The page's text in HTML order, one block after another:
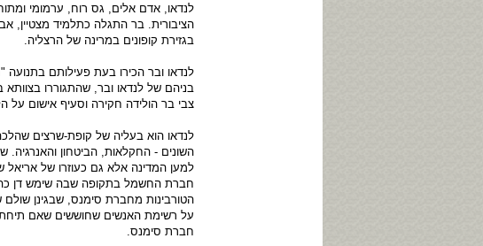
לנדאו, אדם אלים, גס רוח, ערמומי
הציבורית. בר התגלה כתלמיד מצטיין,
בגזירת קופונים במרינה של הרצליה.
לנדאו ובר הכירו בעת פעילותם
בניהם של לנדאו ובר, שהתגוררו
צבי בר הולידה חקירה וסעיף אישום על
לנדאו הוא בעליה של קופת-שרצים
השונים - החקלאות, הביטחון והאנרגיה.
למען המדינה אלא גם כעוזרו של אריאל
חברת החשמל בתקופה שבה שימש דן כהן
הטורבינות מחברת סימנס, שבגינן
על רשימת האנשים שחוששים שאם
חברת סימנס.